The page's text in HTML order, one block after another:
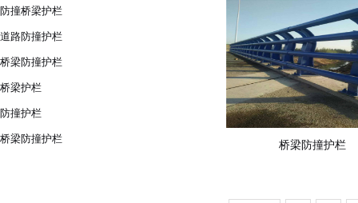
防撞桥梁护栏
道路防撞护栏
桥梁防撞护栏
桥梁护栏
防撞护栏
桥梁防撞护栏
桥梁防撞护栏